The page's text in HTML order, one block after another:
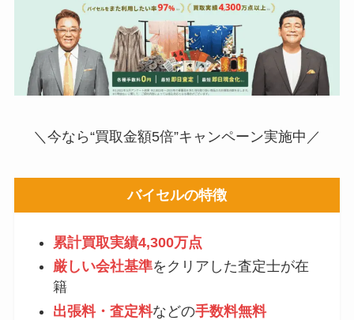
＼今なら“買取金額5倍”キャンペーン実施中／
バイセルの特徴
累計買取実績4,300万点
厳しい会社基準をクリアした査定士が在
籍
出張料・査定料などの手数料無料